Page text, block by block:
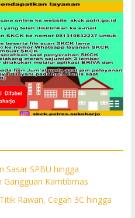
Sasar SPBU hingga
Gangguan Kamtibmas
Rawan, Cegah 3C hingga